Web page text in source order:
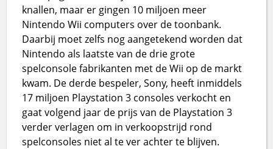
knallen, maar er gingen 10 miljoen meer
Nintendo Wii computers over de toonbank.
Daarbij moet zelfs nog aangetekend worden dat
Nintendo als laatste van de drie grote
spelconsole fabrikanten met de Wii op de markt
kwam. De derde bespeler, Sony, heeft inmiddels
17 miljoen Playstation 3 consoles verkocht en
gaat volgend jaar de prijs van de Playstation 3
verder verlagen om in verkoopstrijd rond
spelconsoles niet al te ver achter te blijven.